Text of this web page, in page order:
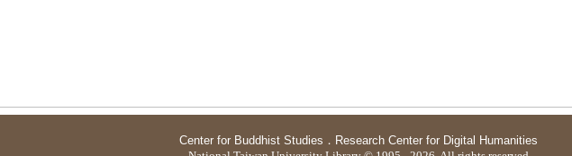
Center for Buddhist Studies ． Research Center for Digital Humanities